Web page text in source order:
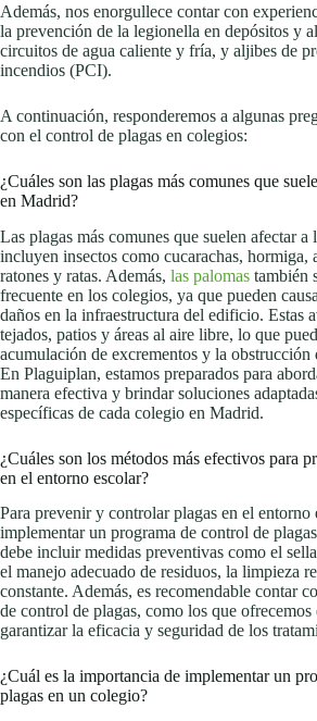
Además, nos enorgullece contar con
la prevención de la legionella en depósitos y
circuitos de agua caliente y fría, y aljibes de
incendios (PCI).
A continuación, responderemos a algunas
con el control de plagas en colegios:
¿Cuáles son las plagas más comunes que
en Madrid?
Las plagas más comunes que suelen afectar
incluyen insectos como cucarachas, hormiga,
ratones y ratas. Además, las palomas también
frecuente en los colegios, ya que pueden
daños en la infraestructura del edificio. Estas
tejados, patios y áreas al aire libre, lo que
acumulación de excrementos y la obstrucción
En Plaguiplan, estamos preparados para
manera efectiva y brindar soluciones
específicas de cada colegio en Madrid.
¿Cuáles son los métodos más efectivos para
en el entorno escolar?
Para prevenir y controlar plagas en el entorno
implementar un programa de control de
debe incluir medidas preventivas como el
el manejo adecuado de residuos, la limpieza
constante. Además, es recomendable contar
de control de plagas, como los que ofrecemos
garantizar la eficacia y seguridad de los
¿Cuál es la importancia de implementar un
plagas en un colegio?